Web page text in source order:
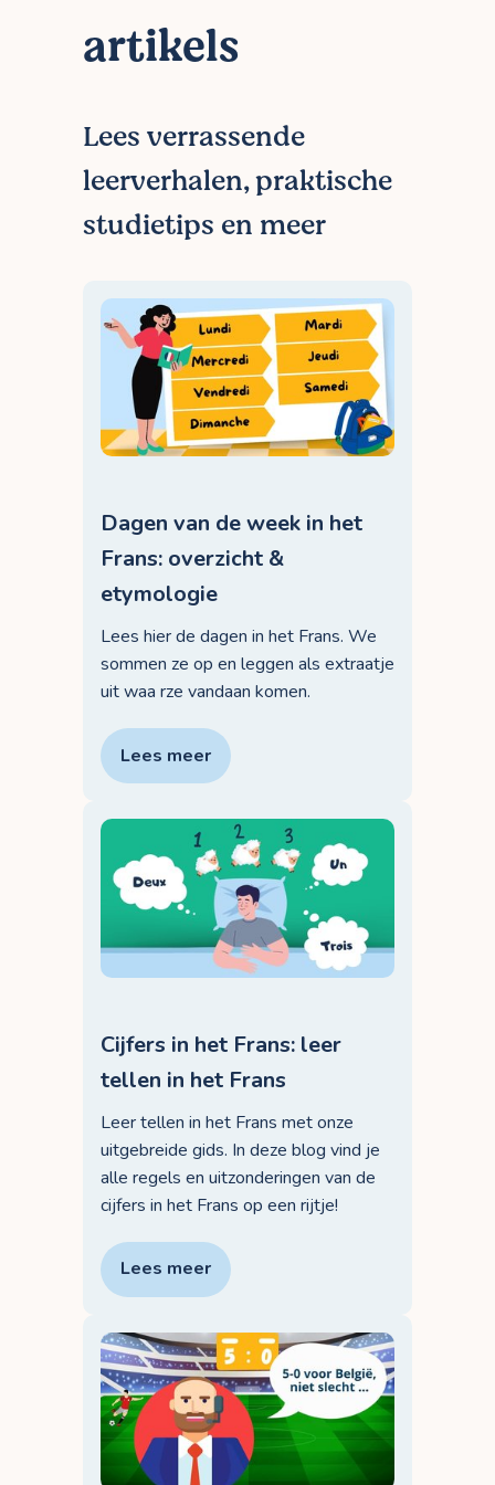
artikels
Lees verrassende
leerverhalen, praktische
studietips en meer
Dagen van de week in het
Frans: overzicht &
etymologie
Lees hier de dagen in het Frans. We
sommen ze op en leggen als extraatje
uit waa rze vandaan komen.
Lees meer
Cijfers in het Frans: leer
tellen in het Frans
Leer tellen in het Frans met onze
uitgebreide gids. In deze blog vind je
alle regels en uitzonderingen van de
cijfers in het Frans op een rijtje!
Lees meer